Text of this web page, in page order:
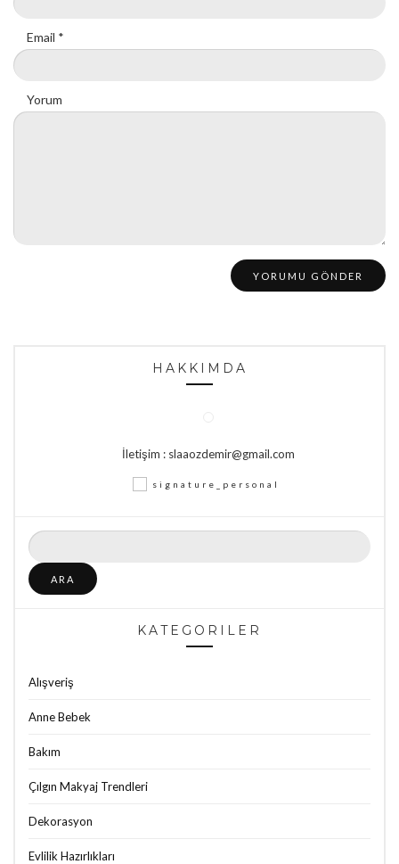
Email *
Yorum
HAKKIMDA
İletişim : slaaozdemir@gmail.com
Arama:
KATEGORILER
Alışveriş
Anne Bebek
Bakım
Çılgın Makyaj Trendleri
Dekorasyon
Evlilik Hazırlıkları